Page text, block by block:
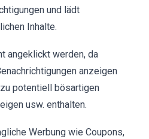
und lädt
Inhalte.
angeklickt werden, da
anzeigen
potentiell bösartigen
usw. enthalten.
Werbung wie Coupons,